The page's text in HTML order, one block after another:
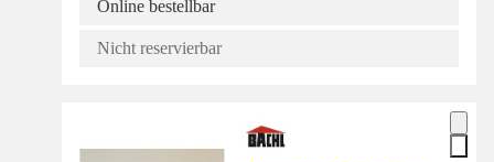
Online bestellbar
Nicht reservierbar